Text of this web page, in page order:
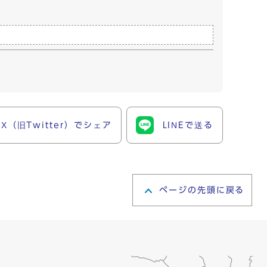
X（旧Twitter）でシェア LINEで送る
ページの先頭に戻る